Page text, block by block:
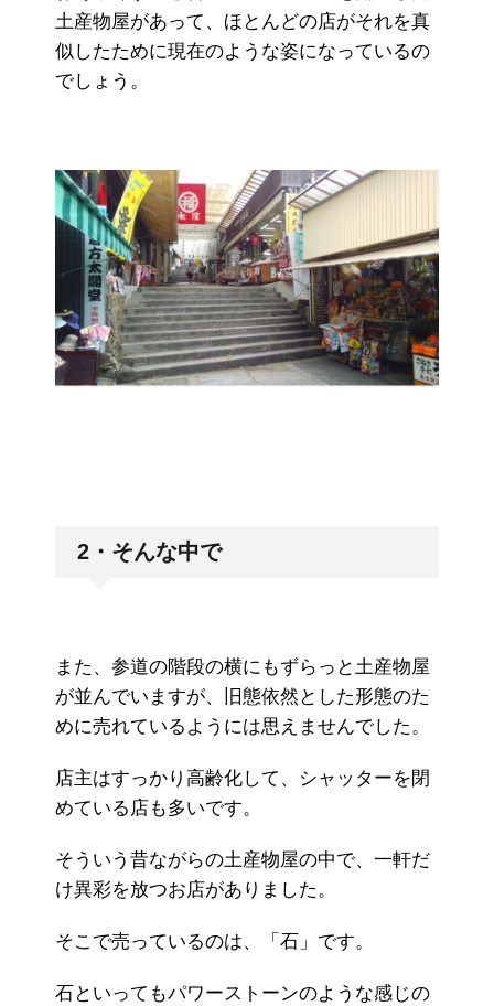
土産物屋があって、ほとんどの店がそれを真
似したために現在のような姿になっているの
でしょう。
2・そんな中で
また、参道の階段の横にもずらっと土産物屋
が並んでいますが、旧態依然とした形態のた
めに売れているようには思えませんでした。
店主はすっかり高齢化して、シャッターを閉
めている店も多いです。
そういう昔ながらの土産物屋の中で、一軒だ
け異彩を放つお店がありました。
そこで売っているのは、「石」です。
石といってもパワーストーンのような感じの